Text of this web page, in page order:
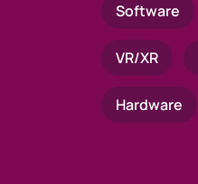
Software
VR/XR
Hardware